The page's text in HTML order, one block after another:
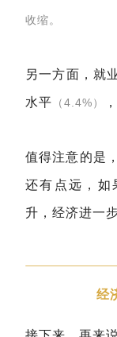
收缩。
另一方面，就
水平 （4.4%）
值得注意的是
还有点远，如
升，经济进一
经